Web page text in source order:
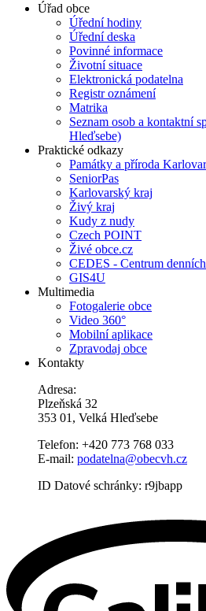
Úřad obce
Úřední hodiny
Úřední deska
Povinné informace
Životní situace
Elektronická podatelna
Registr oznámení
Matrika
Seznam osob a kontaktní
Hleďsebe)
Praktické odkazy
Památky a příroda
SeniorPas
Karlovarský kraj
Živý kraj
Kudy z nudy
Czech POINT
Živé obce.cz
CEDES - Centrum
GIS4U
Multimedia
Fotogalerie obce
Video 360°
Mobilní aplikace
Zpravodaj obce
Kontakty
Adresa:
Plzeňská 32
353 01, Velká Hleďsebe
Telefon: +420 773 768 033
E-mail: podatelna@obecvh.cz
ID Datové schránky: r9jbapp